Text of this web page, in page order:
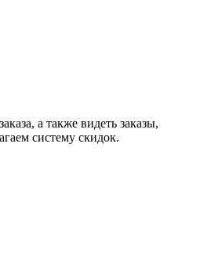
а также видеть заказы,
систему скидок.